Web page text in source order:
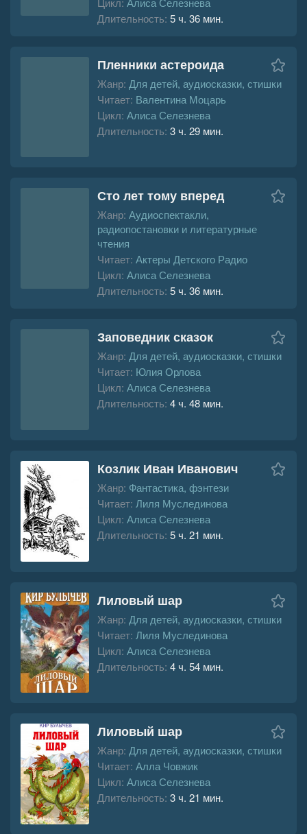
Длительность: 5 ч. 36 мин.
Пленники астероида
Жанр: Для детей, аудиосказки, стишки
Читает: Валентина Моцарь
Цикл: Алиса Селезнева
Длительность: 3 ч. 29 мин.
Сто лет тому вперед
Жанр: Аудиоспектакли,
радиопостановки и литературные
чтения
Читает: Актеры Детского Радио
Цикл: Алиса Селезнева
Длительность: 5 ч. 36 мин.
Заповедник сказок
Жанр: Для детей, аудиосказки, стишки
Читает: Юлия Орлова
Цикл: Алиса Селезнева
Длительность: 4 ч. 48 мин.
Козлик Иван Иванович
Жанр: Фантастика, фэнтези
Читает: Лиля Муслединова
Цикл: Алиса Селезнева
Длительность: 5 ч. 21 мин.
Лиловый шар
Жанр: Для детей, аудиосказки, стишки
Читает: Лиля Муслединова
Цикл: Алиса Селезнева
Длительность: 4 ч. 54 мин.
Лиловый шар
Жанр: Для детей, аудиосказки, стишки
Читает: Алла Човжик
Цикл: Алиса Селезнева
Длительность: 3 ч. 21 мин.